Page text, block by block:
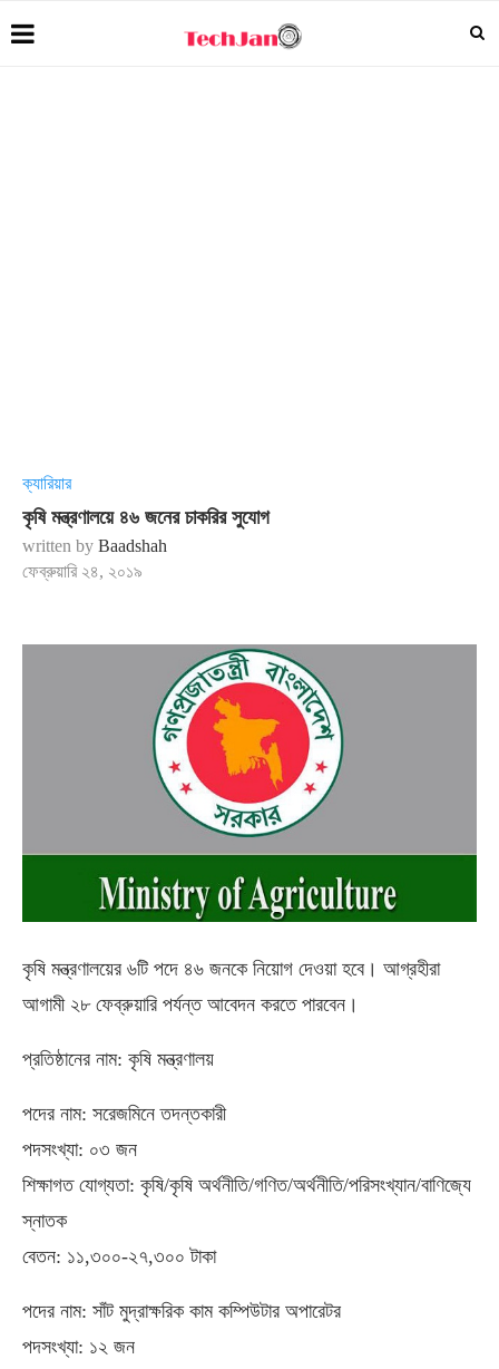
ক্যারিয়ার
কৃষি মন্ত্রণালয়ে ৪৬ জনের চাকরির সুযোগ
written by Baadshah
ফেব্রুয়ারি ২৪, ২০১৯
কৃষি মন্ত্রণালয়ের ৬টি পদে ৪৬ জনকে নিয়োগ দেওয়া হবে। আগ্রহীরা
আগামী ২৮ ফেব্রুয়ারি পর্যন্ত আবেদন করতে পারবেন।
প্রতিষ্ঠানের নাম: কৃষি মন্ত্রণালয়
পদের নাম: সরেজমিনে তদন্তকারী
পদসংখ্যা: ০৩ জন
শিক্ষাগত যোগ্যতা: কৃষি/কৃষি অর্থনীতি/গণিত/অর্থনীতি/পরিসংখ্যান/বাণিজ্যে
স্নাতক
বেতন: ১১,৩০০-২৭,৩০০ টাকা
পদের নাম: সাঁট মুদ্রাক্ষরিক কাম কম্পিউটার অপারেটর
পদসংখ্যা: ১২ জন